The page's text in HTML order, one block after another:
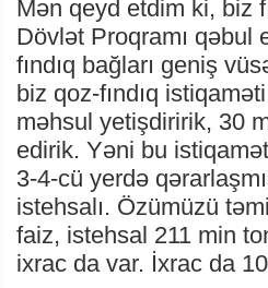
Mən qeyd etdim ki, biz
Dövlət Proqramı qəbul
fındıq bağları geniş
biz qoz-fındıq
məhsul yetişdiririk, 30
edirik. Yəni bu
3-4-cü yerdə
istehsalı. Özümüzü
faiz, istehsal 211 min
ixrac da var. İxrac da